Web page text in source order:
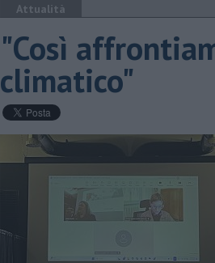
Attualità
"Così
climatico"